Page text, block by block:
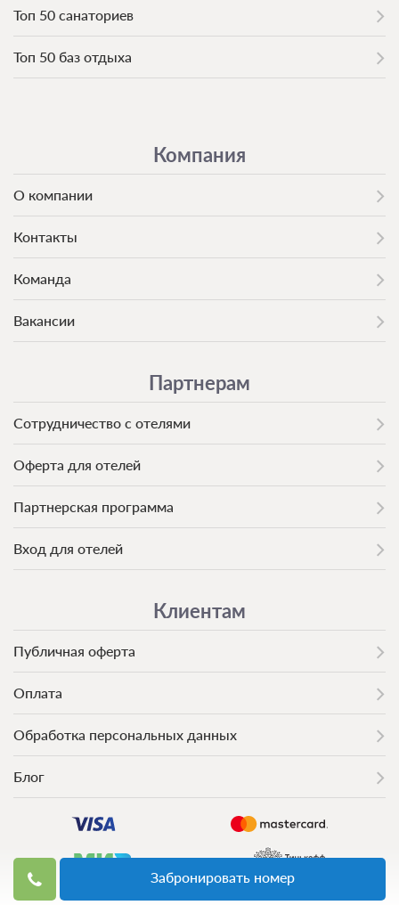
Забронировать номер
Топ 50 санаториев
Топ 50 баз отдыха
Компания
О компании
Контакты
Команда
Вакансии
Партнерам
Сотрудничество с отелями
Оферта для отелей
Партнерская программа
Вход для отелей
Клиентам
Публичная оферта
Оплата
Обработка персональных данных
Блог